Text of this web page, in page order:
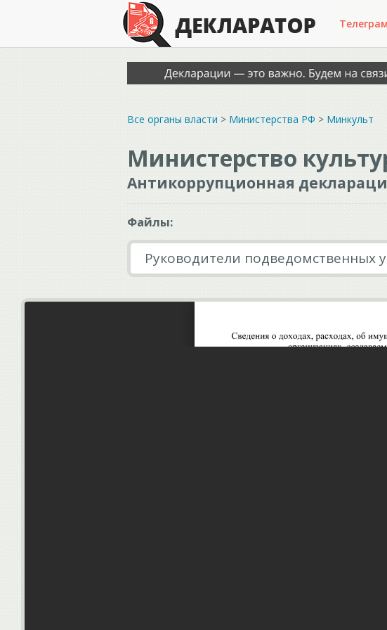
Все органы власти > Министерства РФ > Минкульт
Министерство
Антикоррупционная
Файлы:
Руководители подведомственных